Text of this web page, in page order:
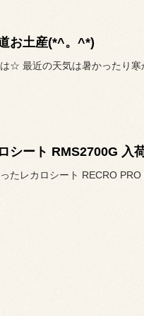
お土産(*^。^*)
☆ 最近の天気は暑かったり寒
シート RMS2700G 入
たレカロシート RECRO PRO